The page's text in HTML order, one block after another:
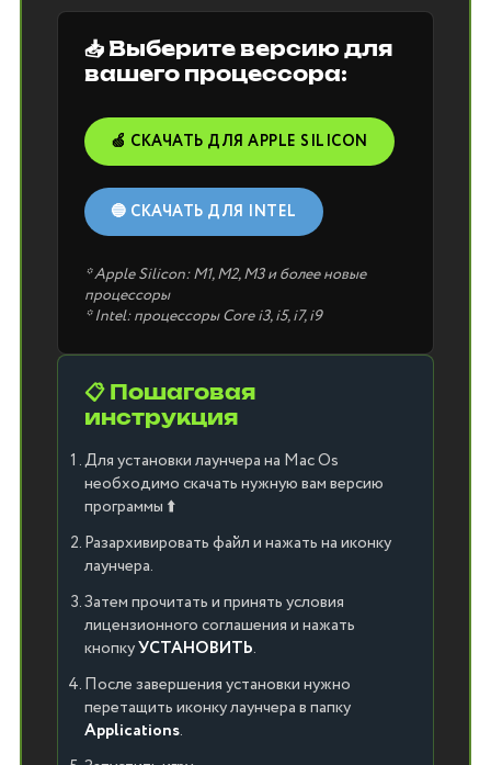
📥 Выберите версию для
вашего процессора:
🍏 СКАЧАТЬ ДЛЯ APPLE SILICON
🔵 СКАЧАТЬ ДЛЯ INTEL
* Apple Silicon: M1, M2, M3 и более новые
процессоры
* Intel: процессоры Core i3, i5, i7, i9
📋 Пошаговая
инструкция
Для установки лаунчера на Mac Os
необходимо скачать нужную вам версию
программы ⬆️
Разархивировать файл и нажать на иконку
лаунчера.
Затем прочитать и принять условия
лицензионного соглашения и нажать
кнопкуУСТАНОВИТЬ.
После завершения установки нужно
перетащить иконку лаунчера в папку
Applications.